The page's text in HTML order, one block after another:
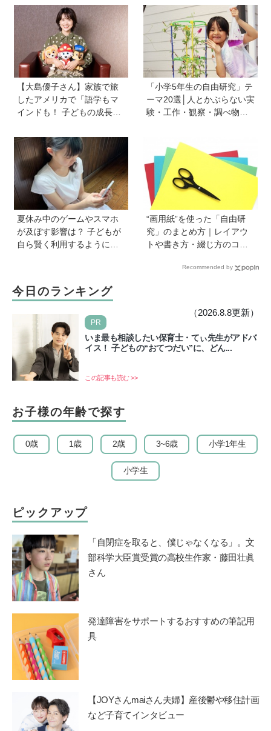
際問題】
注目
【大島優子さん】家族で旅
したアメリカで「語学もマ
インドも！ 子どもの成長は
た映画『パウ・パトロール
ザ・ダイノ・ムービー』で
はあきらめなければ何でも
できると子どもに知ってほ
しい
「小学5年生の自由研究」テ
ーマ20選│人とかぶらない実
験・工作・観察・調べ物の
夏休み中のゲームやスマホ
が及ぼす影響は？ 子どもが
自ら賢く利用するようにな
“画用紙”を使った「自由研
究」のまとめ方｜レイアウ
トや書き方・綴じ方のコツ
Recommended by
今日のランキング
（2026.8.8更新）
PR
いま最も相談したい保育士・てぃ先生がアドバ
イス！ 子どもの“おてつだい”に、どん...
この記事も読む >>
お子様の年齢で探す
0歳 1歳 2歳 3~6歳 小学1年生
小学生
ピックアップ
「自閉症を取ると、僕じゃなくなる」。文
部科学大臣賞受賞の高校生作家・藤田壮眞
さん
発達障害をサポートするおすすめの筆記用
具
【JOYさんmaiさん夫婦】産後鬱や移住計画
など子育てインタビュー